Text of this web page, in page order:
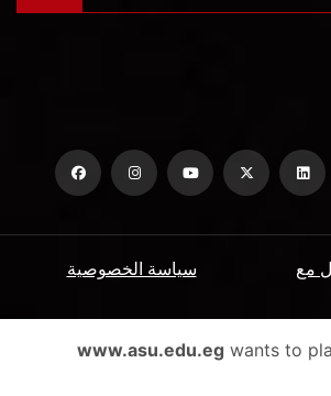
سياسة الخصوصية
مع
الأسئلة الشائعة
www.asu.edu.egwants to